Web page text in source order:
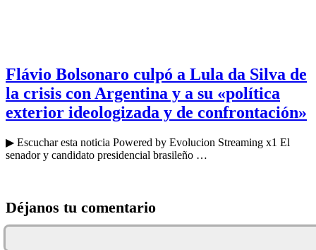
Flávio Bolsonaro culpó a Lula da Silva de
la crisis con Argentina y a su «política
exterior ideologizada y de confrontación»
▶ Escuchar esta noticia Powered by Evolucion Streaming x1 El
senador y candidato presidencial brasileño …
Déjanos tu comentario